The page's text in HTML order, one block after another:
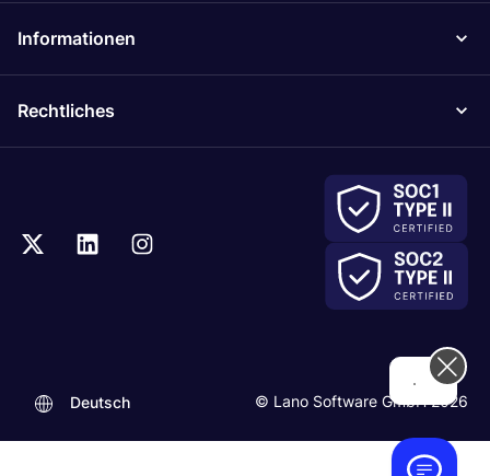
Informationen
Rechtliches
© Lano Software GmbH 2026
Deutsch
Hi! How can we help you today?